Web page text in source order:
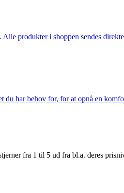
produkter i shoppen sendes
har behov for, for at opnå en
fra 1 til 5 ud fra bl.a. deres